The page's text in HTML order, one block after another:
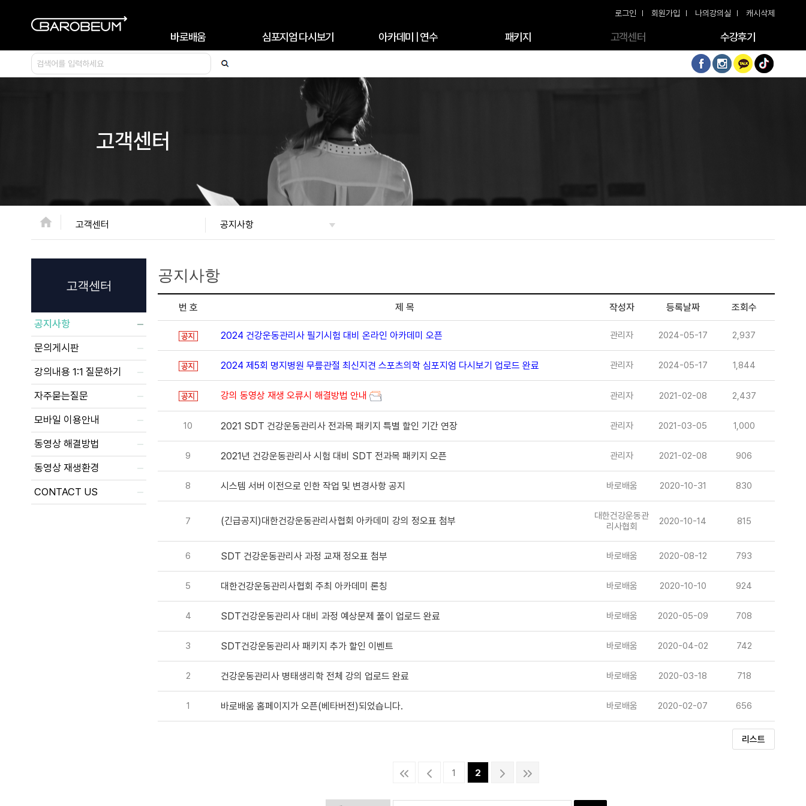
로그인 회원가입 나의강의실 캐시삭제
바로배움 심포지엄 다시보기
세종스포츠 컨퍼런스
명지병원 심포지엄
농구의학 컨퍼런스
KACEP전문운동사회
건국대병원 심포지엄
대한운동학회
아카데미 | 연수
대한건강운동관리사협회
패키지 고객센터 수강후기
수강후기
고객센터
고객센터 공지사항
고객센터
공지사항
문의게시판
강의내용 1:1 질문하기
자주묻는질문
모바일 이용안내
동영상 해결방법
동영상 재생환경
CONTACT US
공지사항
번 호 제 목 작성자 등록날짜 조회수
2024 건강운동관리사 필기시험 대비 온라인 아카데미 오픈 관리자 2024-05-17 2,937
2024 제5회 명지병원 무릎관절 최신지견 스포츠의학 심포지엄 다시보기 업로드 완료 관리자 2024-05-17 1,844
강의 동영상 재생 오류시 해결방법 안내 관리자 2021-02-08 2,437
10 2021 SDT 건강운동관리사 전과목 패키지 특별 할인 기간 연장 관리자 2021-03-05 1,000
9 2021년 건강운동관리사 시험 대비 SDT 전과목 패키지 오픈 관리자 2021-02-08 906
8 시스템 서버 이전으로 인한 작업 및 변경사항 공지 바로배움 2020-10-31 830
7 (긴급공지)대한건강운동관리사협회 아카데미 강의 정오표 첨부
대한건강운동관
리사협회
2020-10-14 815
6 SDT 건강운동관리사 과정 교재 정오표 첨부 바로배움 2020-08-12 793
5 대한건강운동관리사협회 주최 아카데미 론칭 바로배움 2020-10-10 924
4 SDT건강운동관리사 대비 과정 예상문제 풀이 업로드 완료 바로배움 2020-05-09 708
3 SDT건강운동관리사 패키지 추가 할인 이벤트 바로배움 2020-04-02 742
2 건강운동관리사 병태생리학 전체 강의 업로드 완료 바로배움 2020-03-18 718
1 바로배움 홈페이지가 오픈(베타버전)되었습니다. 바로배움 2020-02-07 656
리스트
1 2